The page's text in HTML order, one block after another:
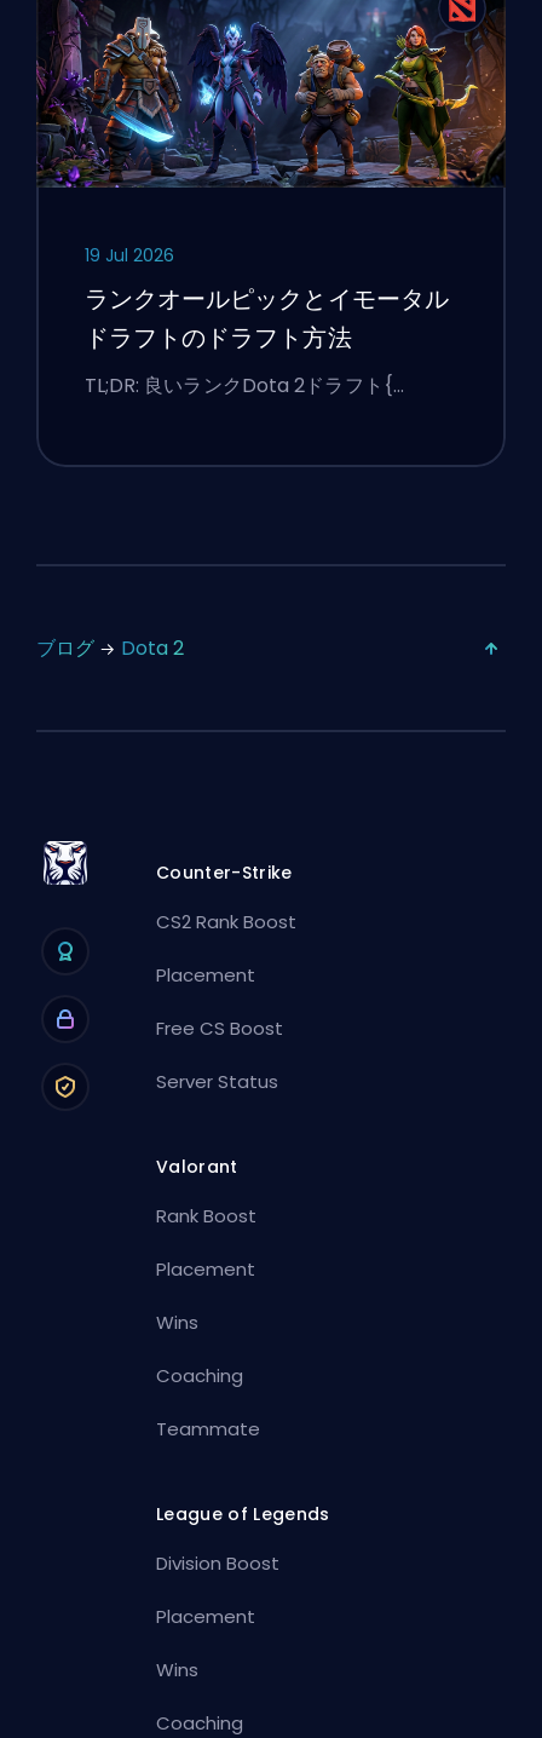
19 Jul 2026
ランクオールピックとイモータル
ドラフトのドラフト方法
TL;DR: 良いランクDota 2ドラフト{…
ブログ Dota 2
Counter-Strike
CS2 Rank Boost
Placement
Free CS Boost
Server Status
Valorant
Rank Boost
Placement
Wins
Coaching
Teammate
League of Legends
Division Boost
Placement
Wins
Coaching